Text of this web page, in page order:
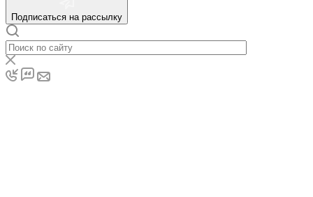
Подписаться на рассылку